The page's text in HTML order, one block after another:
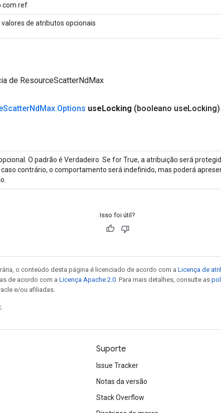
com ref
de atributos opcionais
de ResourceScatterNdMax
ScatterNdMax.Options useLocking (booleano useLocking)
O padrão é Verdadeiro. Se for True, a atribuição será
caso contrário, o comportamento será indefinido, mas poderá
Isso foi útil?
o conteúdo desta página é licenciado de acordo com a Licença de
de acordo com a Licença Apache 2.0 . Para mais detalhes, consulte as
e/ou afiliadas.
Suporte
Issue Tracker
Notas da versão
Stack Overflow